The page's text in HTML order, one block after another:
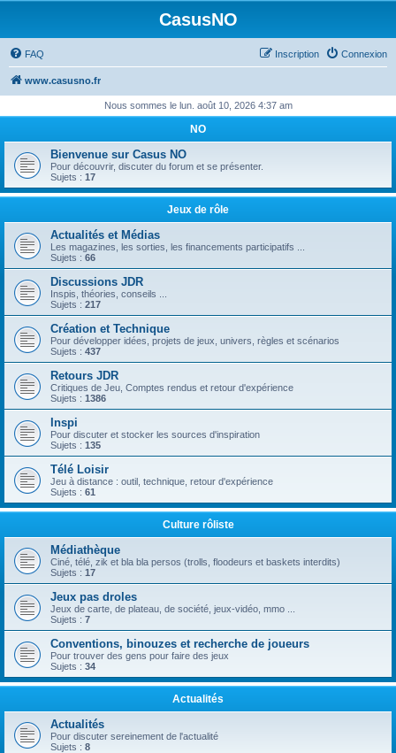
CasusNO
FAQ Connexion
Inscription
www.casusno.fr
Nous sommes le lun. août 10, 2026 4:37 am
NO
Bienvenue sur Casus NO
Pour découvrir, discuter du forum et se présenter.
Sujets : 17
Jeux de rôle
Actualités et Médias
Les magazines, les sorties, les financements participatifs ...
Sujets : 66
Discussions JDR
Inspis, théories, conseils ...
Sujets : 217
Création et Technique
Pour développer idées, projets de jeux, univers, règles et scénarios
Sujets : 437
Retours JDR
Critiques de Jeu, Comptes rendus et retour d'expérience
Sujets : 1386
Inspi
Pour discuter et stocker les sources d'inspiration
Sujets : 135
Télé Loisir
Jeu à distance : outil, technique, retour d'expérience
Sujets : 61
Culture rôliste
Médiathèque
Ciné, télé, zik et bla bla persos (trolls, floodeurs et baskets interdits)
Sujets : 17
Jeux pas droles
Jeux de carte, de plateau, de société, jeux-vidéo, mmo ...
Sujets : 7
Conventions, binouzes et recherche de joueurs
Pour trouver des gens pour faire des jeux
Sujets : 34
Actualités
Actualités
Pour discuter sereinement de l'actualité
Sujets : 8